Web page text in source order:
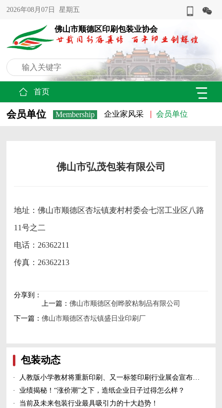
2026年08月07日 星期五
佛山市顺德区印刷包装业协会
首页
会员单位 Membership 企业家风采 会员单位
佛山市弘茂包装有限公司
地址：佛山市顺德区杏坛镇麦村村委会七滘工业区八路
11号之二
电话：26362211
传真：26362213
分享到：
上一篇： 佛山市顺德区创晔胶粘制品有限公司
下一篇： 佛山市顺德区杏坛镇盛日业印刷厂
包装动态
·
人教版小学教材将重新印刷、又一标签印刷行业展会宣布延期、5家造纸及包装印刷富豪上榜新财富500富人榜......
·
业绩揭秘！“涨价潮”之下，造纸企业日子过得怎么样？
·
当前及未来包装行业最具吸引力的十大趋势！